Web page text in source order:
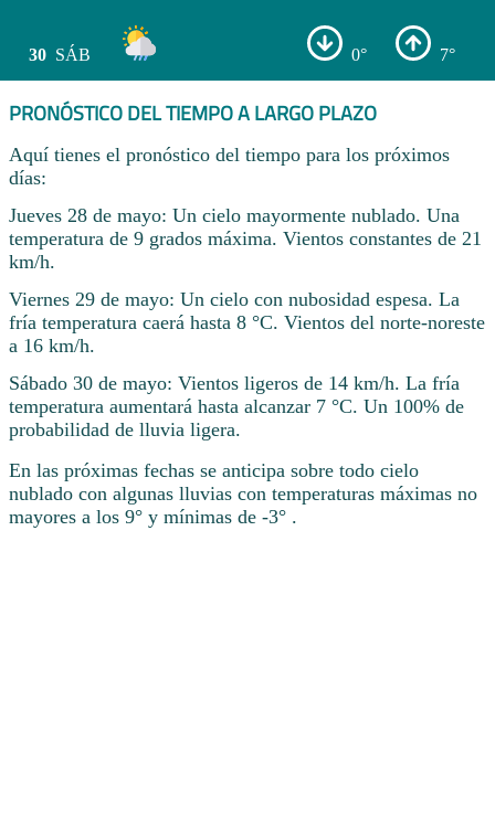
30 SÁB 0° 7°
PRONÓSTICO DEL TIEMPO A LARGO PLAZO
Aquí tienes el pronóstico del tiempo para los próximos
días:
Jueves 28 de mayo: Un cielo mayormente nublado. Una
temperatura de 9 grados máxima. Vientos constantes de 21
km/h.
Viernes 29 de mayo: Un cielo con nubosidad espesa. La
fría temperatura caerá hasta 8 °C. Vientos del norte-noreste
a 16 km/h.
Sábado 30 de mayo: Vientos ligeros de 14 km/h. La fría
temperatura aumentará hasta alcanzar 7 °C. Un 100% de
probabilidad de lluvia ligera.
En las próximas fechas se anticipa sobre todo cielo
nublado con algunas lluvias con temperaturas máximas no
mayores a los 9° y mínimas de -3° .